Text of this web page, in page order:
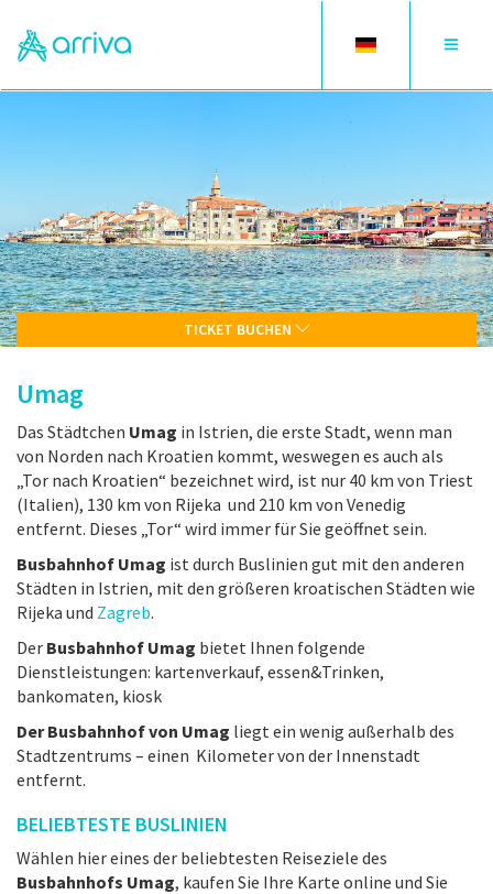
Toggle
Toggle
TICKET BUCHEN
Umag
Das Städtchen Umag in Istrien, die erste Stadt, wenn man
von Norden nach Kroatien kommt, weswegen es auch als
„Tor nach Kroatien“ bezeichnet wird, ist nur 40 km von Triest
(Italien), 130 km von Rijeka und 210 km von Venedig
entfernt. Dieses „Tor“ wird immer für Sie geöffnet sein.
Busbahnhof Umag ist durch Buslinien gut mit den anderen
Städten in Istrien, mit den größeren kroatischen Städten wie
Rijeka und Zagreb.
Der Busbahnhof Umag bietet Ihnen folgende
Dienstleistungen: kartenverkauf, essen&Trinken,
bankomaten, kiosk
Der Busbahnhof von Umag liegt ein wenig außerhalb des
Stadtzentrums – einen Kilometer von der Innenstadt
entfernt.
BELIEBTESTE BUSLINIEN
Wählen hier eines der beliebtesten Reiseziele des
Busbahnhofs Umag, kaufen Sie Ihre Karte online und Sie